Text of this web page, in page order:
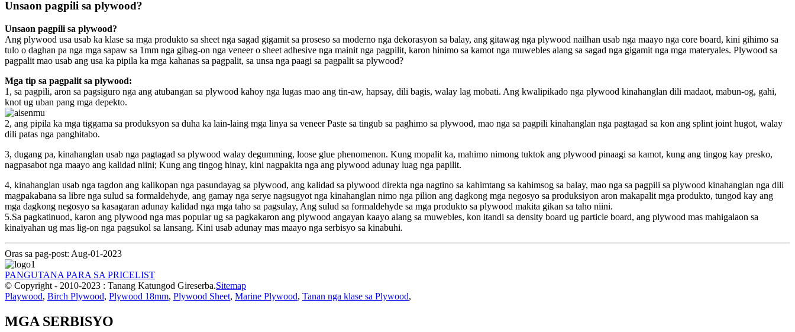
Unsaon pagpili sa plywood?
Unsaon pagpili sa plywood?
Ang plywood usa usab ka klase sa mga produkto sa sheet nga sagad gigamit sa proseso sa moderno nga dekorasyon sa balay, ang gitawag nga plywood nailhan usab nga maayo nga core board, kini gihimo sa
tulo o daghan pa nga mga sapaw sa 1mm nga gibag-on nga veneer o sheet adhesive nga mainit nga pagpilit, karon hinimo sa kamot nga muwebles alang sa sagad nga gigamit nga mga materyales. Plywood sa
pagpalit mao usab ang usa ka pipila ka mga kahanas sa pagpalit, sa unsa nga paagi sa pagpalit sa plywood?
Mga tip sa pagpalit sa plywood:
1, sa pagpili, aron sa pagsiguro nga ang atubangan sa plywood kahoy nga lugas mao ang tin-aw, hapsay, dili bagis, walay lag mobati. Ang kwalipikado nga plywood kinahanglan dili madaot, mabun-og, gahi,
knot ug uban pang mga depekto.
2, ang pipila ka mga tiggama sa produksyon sa duha ka lain-laing mga linya sa veneer Paste sa tingub sa paghimo sa plywood, mao nga sa pagpili kinahanglan nga pagtagad sa kon ang splint joint hugot, walay
dili patas nga panghitabo.
3, dugang pa, kinahanglan usab nga pagtagad sa plywood walay degumming, loose glue phenomenon. Kung mopalit ka, mahimo nimong tuktok ang plywood pinaagi sa kamot, kung ang tingog kay presko,
nagpasabot nga maayo ang kalidad niini; Kung ang tingog hinay, kini nagpakita nga ang plywood adunay luag nga papilit.
4, kinahanglan usab nga tagdon ang kalikopan nga pasundayag sa plywood, ang kalidad sa plywood direkta nga nagtino sa kahimtang sa kahimsog sa balay, mao nga sa pagpili sa plywood kinahanglan nga dili
magpakabana sa libre nga sulud sa formaldehyde, ang gamay nga serye nagsugyot nga kinahanglan nimo nga pilion ang dagkong mga negosyo sa produksiyon aron makapalit mga produkto, tungod kay ang
mga dagkong negosyo sa kasagaran adunay kalidad nga mga taho sa pagsulay, Ang sulud sa formaldehyde sa mga produkto sa plywood makita gikan sa taho niini.
5.Sa pagkatinuod, karon ang plywood nga mas popular ug sa pagkakaron ang plywood angayan kaayo alang sa muwebles, kon itandi sa density board ug particle board, ang plywood mas mahigalaon sa
kinaiyahan ug mas lig-on nga pagsukol sa lansang. Kini usab adunay mas maayo nga serbisyo sa kinabuhi.
Oras sa pag-post: Aug-01-2023
PANGUTANA PARA SA PRICELIST
© Copyright - 2010-2023 : Tanang Katungod Gireserba.Sitemap
Playwood, Birch Plywood, Plywood 18mm, Plywood Sheet, Marine Plywood, Tanan nga klase sa Plywood,
MGA SERBISYO